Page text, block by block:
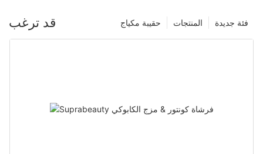
قد ترغب فئة جديدة المنتجات حقيبة مكياج